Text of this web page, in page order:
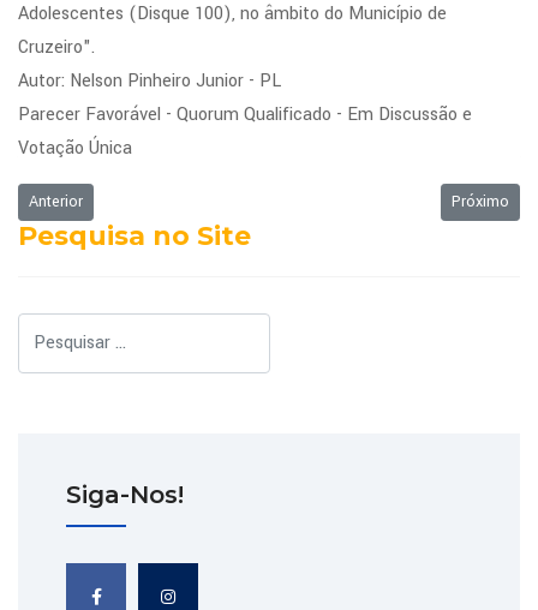
Adolescentes (Disque 100), no âmbito do Município de
Cruzeiro".
Autor: Nelson Pinheiro Junior - PL
Parecer Favorável - Quorum Qualificado - Em Discussão e
Votação Única
Artigo anterior: Ordem do Dia - 03/04/2023
Anterior Próximo
Próximo
Pesquisa no Site
Siga-Nos!